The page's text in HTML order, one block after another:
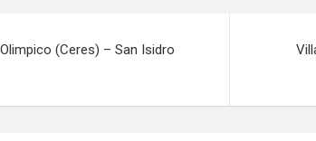
(Ceres) – San Isidro